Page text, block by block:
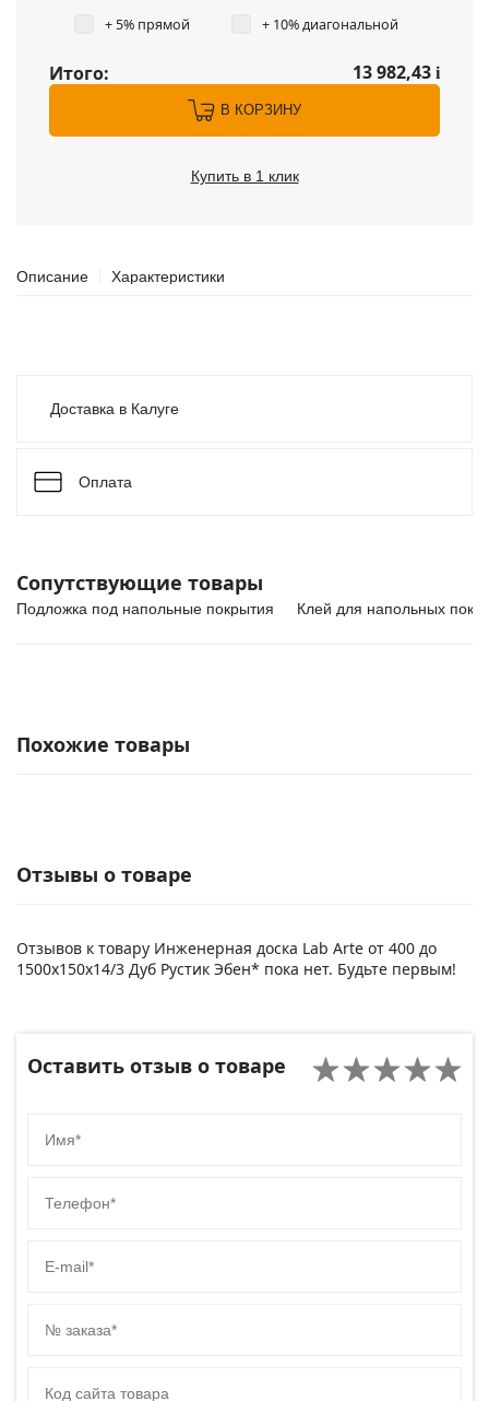
+ 5% прямой + 10% диагональной
Итого: 13 982,43 i
В КОРЗИНУ
Купить в 1 клик
Описание Характеристики
Доставка в Калуге
Оплата
Сопутствующие товары
Подложка под напольные покрытия Клей для напольных
Похожие товары
Отзывы о товаре
Отзывов к товару Инженерная доска Lab Arte от 400 до
1500х150х14/3 Дуб Рустик Эбен* пока нет. Будьте первым!
Оставить отзыв о товаре